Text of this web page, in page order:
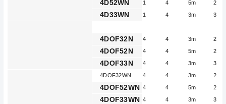
4D52WN 1 4 5m 2
4D33WN 1 4 3m 3
4DOF32N 4 4 3m 2
4DOF52N 4 4 5m 2
4DOF33N 4 4 3m
3
4DOF32WN
4 4 3m 2
4DOF52WN 4 4 5m 2
4DOF33WN 4 4 3m 3